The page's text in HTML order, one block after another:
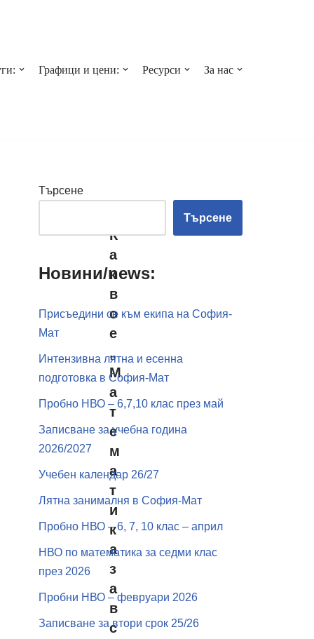
Графици и цени: Ресурси За нас
К
а
к
в
о
е
„
М
а
т
е
м
а
т
и
к
а
з
а
в
с
Търсене
Търсене
Новини/news:
Присъедини се към екипа на София-
Мат
Интензивна лятна и есенна
подготовка в София-Мат
Пробно НВО – 6,7,10 клас през май
Записване за учебна година
2026/2027
Учебен календар 26/27
Лятна занималня в София-Мат
Пробно НВО – 6, 7, 10 клас – април
НВО по математика за седми клас
през 2026
Пробни НВО – февруари 2026
Записване за втори срок 25/26